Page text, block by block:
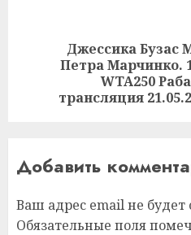
Следующая
запись:
Джессика Бузас
Петра Марчинко.
WTA250
трансляция
Добавить
Ваш адрес email не будет
Обязательные поля